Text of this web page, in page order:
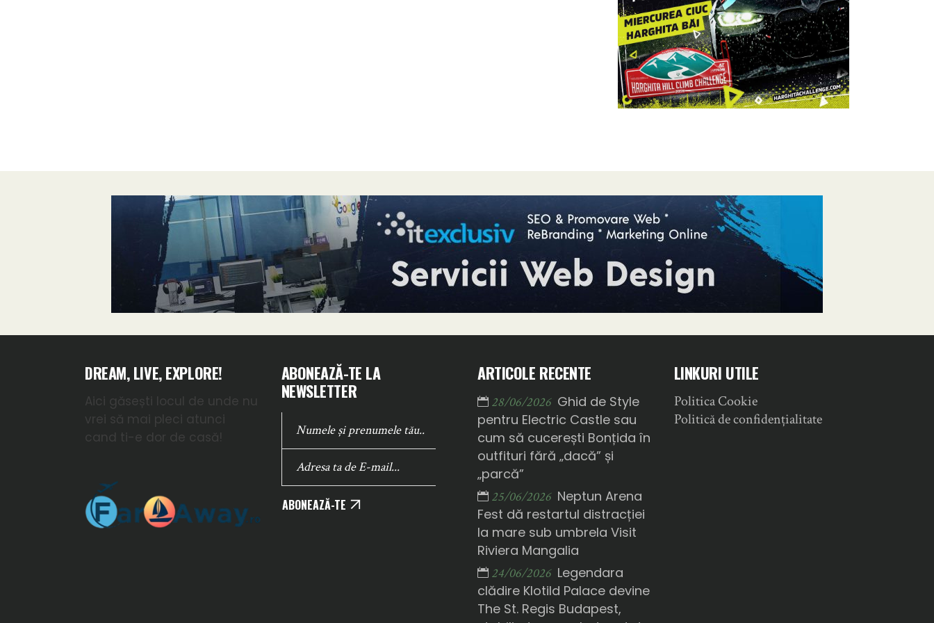
DREAM, LIVE, EXPLORE!
Aici găsești locul de unde nu
vrei să mai pleci atunci
cand ti-e dor de casă!
ABONEAZĂ-TE LA
NEWSLETTER
ABONEAZĂ-TE
ARTICOLE RECENTE
28/06/2026 Ghid de Style
pentru Electric Castle sau
cum să cucerești Bonțida în
outfituri fără „dacă” și
„parcă”
25/06/2026 Neptun Arena
Fest dă restartul distracției
la mare sub umbrela Visit
Riviera Mangalia
24/06/2026 Legendara
clădire Klotild Palace devine
The St. Regis Budapest,
LINKURI UTILE
Politica Cookie
Politică de confidențialitate